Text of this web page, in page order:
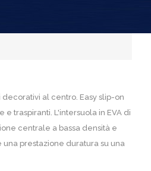
al centro. Easy slip-on
traspiranti. L'intersuola in EVA di
centrale a bassa densità e
prestazione duratura su una